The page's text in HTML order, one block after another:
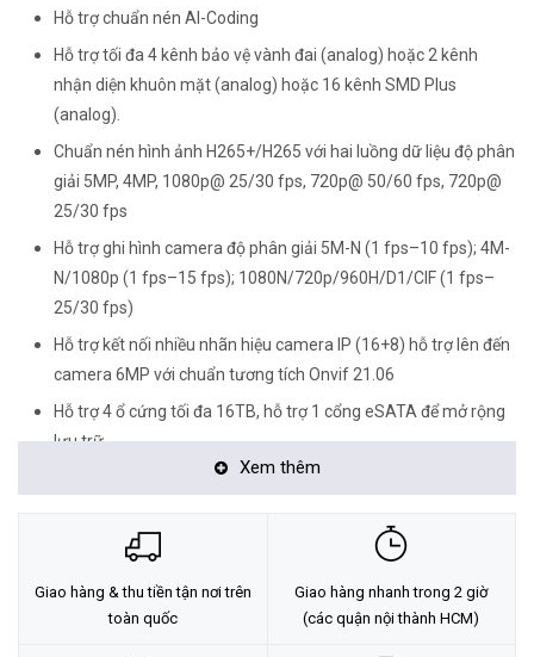
Hỗ trợ chuẩn nén AI-Coding
Hỗ trợ tối đa 4 kênh bảo vệ vành đai (analog) hoặc 2 kênh
nhận diện khuôn mặt (analog) hoặc 16 kênh SMD Plus
(analog).
Chuẩn nén hình ảnh H265+/H265 với hai luồng dữ liệu độ phân
giải 5MP, 4MP, 1080p@ 25/30 fps, 720p@ 50/60 fps, 720p@
25/30 fps
Hỗ trợ ghi hình camera độ phân giải 5M-N (1 fps–10 fps); 4M-
N/1080p (1 fps–15 fps); 1080N/720p/960H/D1/CIF (1 fps–
25/30 fps)
Hỗ trợ kết nối nhiều nhãn hiệu camera IP (16+8) hỗ trợ lên đến
camera 6MP với chuẩn tương tích Onvif 21.06
Hỗ trợ 4 ổ cứng tối đa 16TB, hỗ trợ 1 cổng eSATA để mở rộng
lưu trữ
3 cổng USB, 2 cổng mạng RJ45(1000Mbps), 1 cổng RS485, 1
4 cổng audio vào 1 audio ra, 1 mic in 1 mic out hỗ trợ đàm
Cổng alarm 16 in, 6 out
Xem thêm
Giao hàng & thu tiền tận nơi trên
toàn quốc
Giao hàng nhanh trong 2 giờ
(các quận nội thành HCM)